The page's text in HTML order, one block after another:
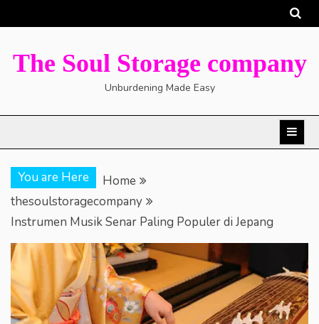
to
The Soul Storage company
Unburdening Made Easy
You are Here
Home
thesoulstoragecompany
Instrumen Musik Senar Paling Populer di Jepang